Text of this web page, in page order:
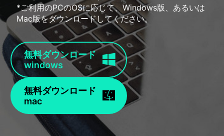
*ご利用のPCのOSに応じて、Windows版、あるいは
Mac版をダウンロードしてください。
無料ダウンロード
windows
無料ダウンロード
mac